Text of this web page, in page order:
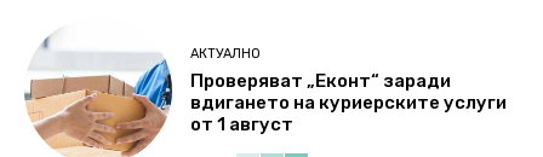
АКТУАЛНО
Проверяват „Еконт“ заради
вдигането на куриерските услуги
от 1 август